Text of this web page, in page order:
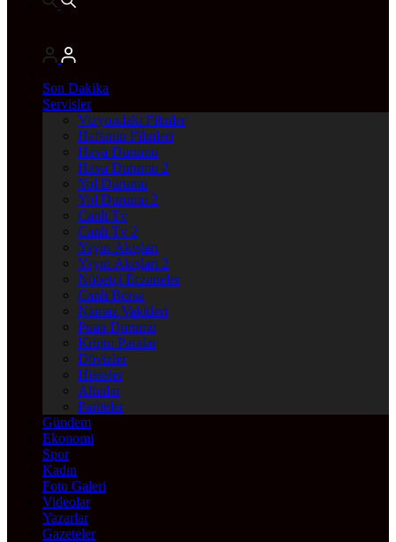
Son Dakika
Servisler
Vizyondaki Filmler
Haftanin Filmleri
Hava Durumu
Hava Durumu 2
Yol Durumu
Yol Durumu 2
Canlı Tv
Canlı Tv 2
Yayın Akışları
Yayın Akışları 2
Nöbetçi Eczaneler
Canlı Borsa
Namaz Vakitleri
Puan Durumu
Kripto Paralar
Dövizler
Hisseler
Altınlar
Pariteler
Gündem
Ekonomi
Spor
Kadın
Foto Galeri
Videolar
Yazarlar
Gazeteler